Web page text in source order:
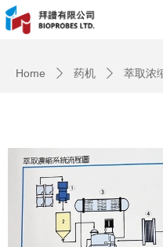
Home ꄲ 药机 ꄲ 萃取浓